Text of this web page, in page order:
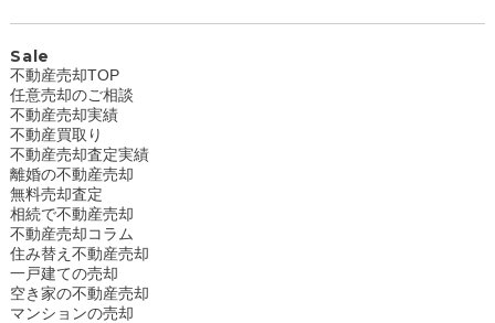
Sale
不動産売却TOP
任意売却のご相談
不動産売却実績
不動産買取り
不動産売却査定実績
離婚の不動産売却
無料売却査定
相続で不動産売却
不動産売却コラム
住み替え不動産売却
一戸建ての売却
空き家の不動産売却
マンションの売却